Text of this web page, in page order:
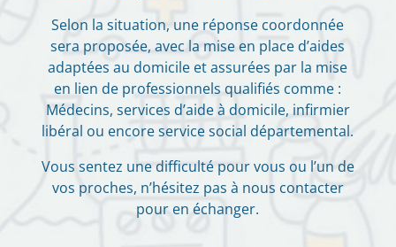
Selon la situation, une réponse coordonnée
sera proposée, avec la mise en place d’aides
adaptées au domicile et assurées par la mise
en lien de professionnels qualifiés comme :
Médecins, services d’aide à domicile, infirmier
libéral ou encore service social départemental.
Vous sentez une difficulté pour vous ou l’un de
vos proches, n’hésitez pas à nous contacter
pour en échanger.